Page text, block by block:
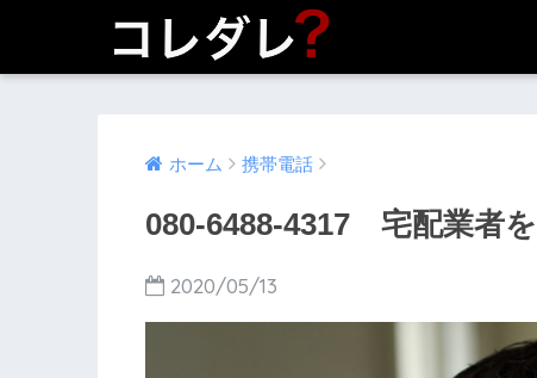
ホーム 携帯電話
080-6488-4317 宅配業者
2020/05/13